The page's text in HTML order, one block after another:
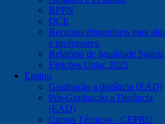
RPPN
DCE
Recursos disponíveis para
e professores
Relatório de Igualdade
Eleições Unisc 2025
Ensino
Graduação a distância (EAD)
Pós-Graduação a Distância
(EAD)
Cursos Técnicos - CEPRU